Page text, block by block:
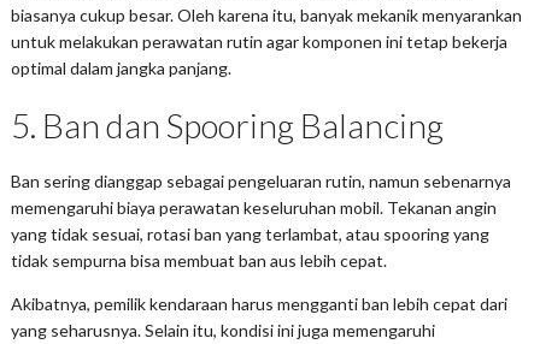
biasanya cukup besar. Oleh karena itu, banyak mekanik menyarankan
untuk melakukan perawatan rutin agar komponen ini tetap bekerja
optimal dalam jangka panjang.
5. Ban dan Spooring Balancing
Ban sering dianggap sebagai pengeluaran rutin, namun sebenarnya
memengaruhi biaya perawatan keseluruhan mobil. Tekanan angin
yang tidak sesuai, rotasi ban yang terlambat, atau spooring yang
tidak sempurna bisa membuat ban aus lebih cepat.
Akibatnya, pemilik kendaraan harus mengganti ban lebih cepat dari
yang seharusnya. Selain itu, kondisi ini juga memengaruhi